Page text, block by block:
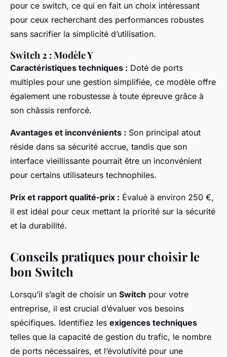
pour ce switch, ce qui en fait un choix intéressant
pour ceux recherchant des performances robustes
sans sacrifier la simplicité d’utilisation.
Switch 2 : Modèle Y
Caractéristiques techniques : Doté de ports
multiples pour une gestion simplifiée, ce modèle offre
également une robustesse à toute épreuve grâce à
son châssis renforcé.
Avantages et inconvénients : Son principal atout
réside dans sa sécurité accrue, tandis que son
interface vieillissante pourrait être un inconvénient
pour certains utilisateurs technophiles.
Prix et rapport qualité-prix : Évalué à environ 250 €,
il est idéal pour ceux mettant la priorité sur la sécurité
et la durabilité.
Conseils pratiques pour choisir le
bon Switch
Lorsqu’il s’agit de choisir un Switch pour votre
entreprise, il est crucial d’évaluer vos besoins
spécifiques. Identifiez les exigences techniques
telles que la capacité de gestion du trafic, le nombre
de ports nécessaires, et l’évolutivité pour une